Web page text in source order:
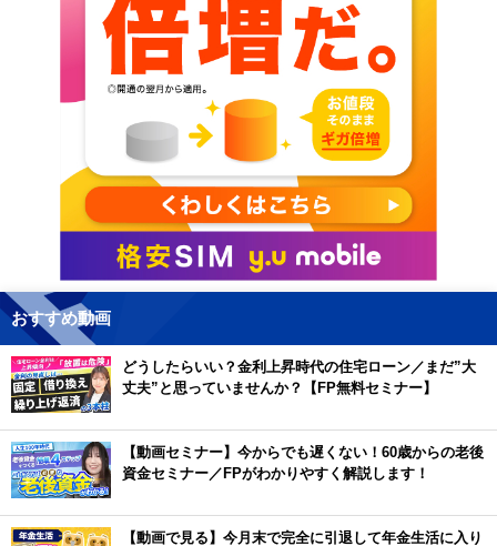
おすすめ動画
どうしたらいい？金利上昇時代の住宅ローン／まだ”大
丈夫”と思っていませんか？【FP無料セミナー】
【動画セミナー】今からでも遅くない！60歳からの老後
資金セミナー／FPがわかりやすく解説します！
【動画で見る】今月末で完全に引退して年金生活に入り